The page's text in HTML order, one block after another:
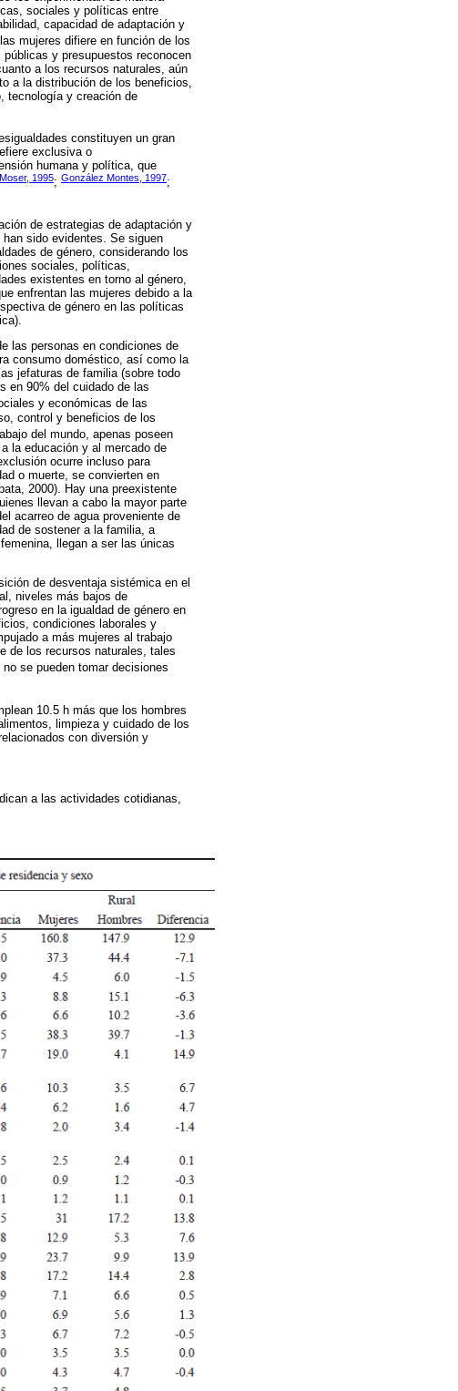
sociales y políticas entre
capacidad de adaptación y
mujeres difiere en función de los
y presupuestos reconocen
a los recursos naturales, aún
a la distribución de los beneficios,
tecnología y creación de
constituyen un gran
exclusiva o
humana y política, que
Moser, 1995; González Montes, 1997;
de estrategias de adaptación y
sido evidentes. Se siguen
de género, considerando los
sociales, políticas,
existentes en torno al género,
enfrentan las mujeres debido a la
de género en las políticas
las personas en condiciones de
consumo doméstico, así como la
jefaturas de familia (sobre todo
en 90% del cuidado de las
y económicas de las
control y beneficios de los
del mundo, apenas poseen
la educación y al mercado de
ocurre incluso para
o muerte, se convierten en
2000). Hay una preexistente
llevan a cabo la mayor parte
acarreo de agua proveniente de
de sostener a la familia, a
llegan a ser las únicas
de desventaja sistémica en el
niveles más bajos de
en la igualdad de género en
condiciones laborales y
a más mujeres al trabajo
de los recursos naturales, tales
se pueden tomar decisiones
10.5 h más que los hombres
limpieza y cuidado de los
con diversión y
a las actividades cotidianas,